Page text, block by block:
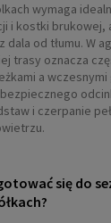
wymaga
i kostki brukowej,
od tłumu. W
trasy oznacza
a wczesnymi
i czerpanie
się do